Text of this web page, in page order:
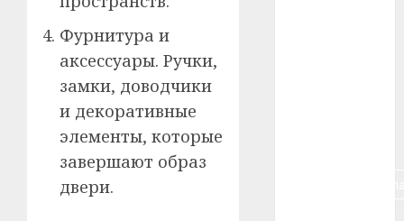
Фурнитура и
аксессуары. Ручки,
замки, доводчики
и декоративные
элементы, которые
завершают образ
двери.